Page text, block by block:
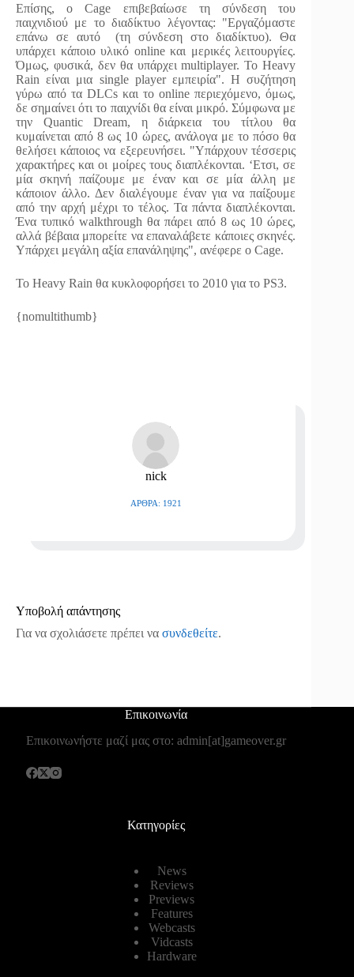
Επίσης, ο Cage επιβεβαίωσε τη σύνδεση του
παιχνιδιού με το διαδίκτυο λέγοντας: "Εργαζόμαστε
επάνω σε αυτό (τη σύνδεση στο διαδίκτυο). Θα
υπάρχει κάποιο υλικό online και μερικές λειτουργίες.
Όμως, φυσικά, δεν θα υπάρχει multiplayer. Το Heavy
Rain είναι μια single player εμπειρία". Η συζήτηση
γύρω από τα DLCs και το online περιεχόμενο, όμως,
δε σημαίνει ότι το παιχνίδι θα είναι μικρό. Σύμφωνα με
την Quantic Dream, η διάρκεια του τίτλου θα
κυμαίνεται από 8 ως 10 ώρες, ανάλογα με το πόσο θα
θελήσει κάποιος να εξερευνήσει. "Υπάρχουν τέσσερις
χαρακτήρες και οι μοίρες τους διαπλέκονται. ‘Ετσι, σε
μία σκηνή παίζουμε με έναν και σε μία άλλη με
κάποιον άλλο. Δεν διαλέγουμε έναν για να παίξουμε
από την αρχή μέχρι το τέλος. Τα πάντα διαπλέκονται.
Ένα τυπικό walkthrough θα πάρει από 8 ως 10 ώρες,
αλλά βέβαια μπορείτε να επαναλάβετε κάποιες σκηνές.
Υπάρχει μεγάλη αξία επανάληψης", ανέφερε ο Cage.
Το Heavy Rain θα κυκλοφορήσει το 2010 για το PS3.
{nomultithumb}
nick
ΆΡΘΡΑ: 1921
Υποβολή απάντησης
Για να σχολιάσετε πρέπει να συνδεθείτε.
Επικοινωνία
Επικοινωνήστε μαζί μας στο: admin[at]gameover.gr
Κατηγορίες
News
Reviews
Previews
Features
Webcasts
Vidcasts
Hardware